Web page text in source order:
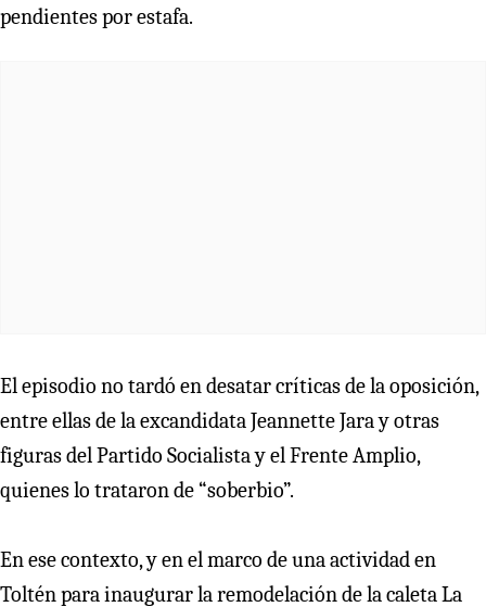
pendientes por estafa.
El episodio no tardó en desatar críticas de la oposición,
entre ellas de la excandidata Jeannette Jara y otras
figuras del Partido Socialista y el Frente Amplio,
quienes lo trataron de “soberbio”.
En ese contexto, y en el marco de una actividad en
Toltén para inaugurar la remodelación de la caleta La